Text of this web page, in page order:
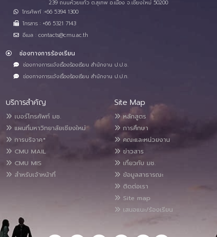
239 ถนนห้วยแก้ว ต.สุเทพ อ.เมือง จ.เชียงใหม่ 50200
โทรศัพท์ :+66 5394 1300
โทรสาร : +66 5321 7143
อีเมล : contacts@cmu.ac.th
ช่องทางการร้องเรียน
ช่องทางการแจ้งเรื่องร้องเรียน สำนักงาน ป.ป.ช.
ช่องทางการแจ้งเรื่องร้องเรียน สำนักงาน ป.ป.ท.
บริการสำคัญ
เบอร์โทรศัพท์ มช.
แผนที่มหาวิทยาลัยเชียงใหม่
การบริจาค*
CMU MAIL
CMU MIS
สำหรับเจ้าหน้าที่
Site Map
หลักสูตร
การศึกษา
คณะและหน่วยงาน
ข่าวสาร
เกี่ยวกับ มช.
ข้อมูลสาธารณะ
ติดต่อเรา
Site map
เสนอแนะ/ร้องเรียน